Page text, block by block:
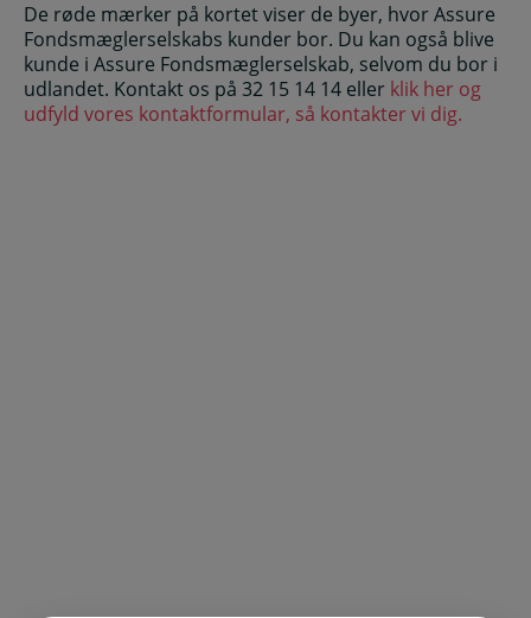
De røde mærker på kortet viser de byer, hvor Assure
Fondsmæglerselskabs kunder bor. Du kan også blive
kunde i Assure Fondsmæglerselskab, selvom du bor i
udlandet. Kontakt os på 32 15 14 14 eller klik her og
udfyld vores kontaktformular, så kontakter vi dig.